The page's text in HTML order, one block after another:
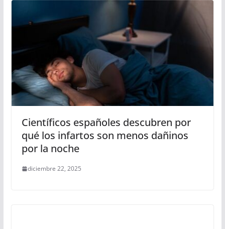
Científicos españoles descubren por
qué los infartos son menos dañinos
por la noche
diciembre 22, 2025